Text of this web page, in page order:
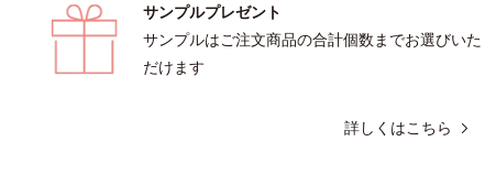
サンプルプレゼント
サンプルはご注文商品の合計個数までお選びいた
だけます
詳しくはこちら